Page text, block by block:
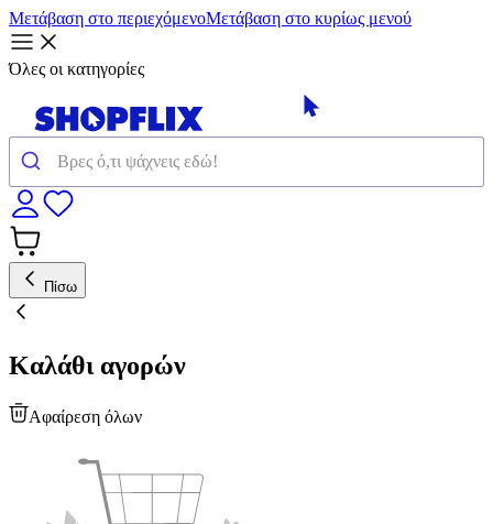
Μετάβαση στο περιεχόμενοΜετάβαση στο κυρίως μενού
Όλες οι κατηγορίες
Πίσω
Καλάθι αγορών
Αφαίρεση όλων